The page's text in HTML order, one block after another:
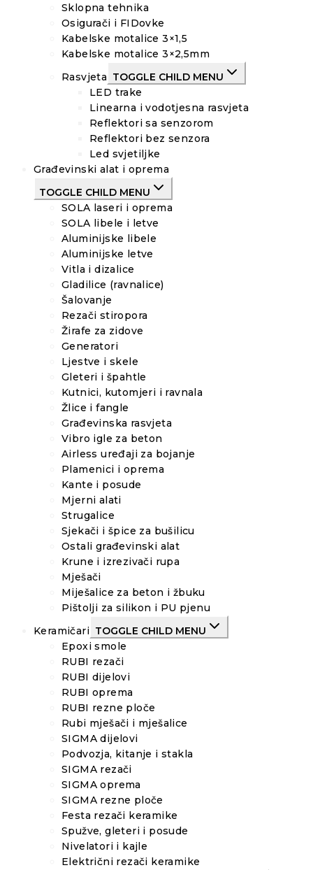
Sklopna tehnika
Osigurači i FIDovke
Kabelske motalice 3×1,5
Kabelske motalice 3×2,5mm
Rasvjeta TOGGLE CHILD MENU
LED trake
Linearna i vodotjesna rasvjeta
Reflektori sa senzorom
Reflektori bez senzora
Led svjetiljke
Građevinski alat i oprema
TOGGLE CHILD MENU
SOLA laseri i oprema
SOLA libele i letve
Aluminijske libele
Aluminijske letve
Vitla i dizalice
Gladilice (ravnalice)
Šalovanje
Rezači stiropora
Žirafe za zidove
Generatori
Ljestve i skele
Gleteri i špahtle
Kutnici, kutomjeri i ravnala
Žlice i fangle
Građevinska rasvjeta
Vibro igle za beton
Airless uređaji za bojanje
Plamenici i oprema
Kante i posude
Mjerni alati
Strugalice
Sjekači i špice za bušilicu
Ostali građevinski alat
Krune i izrezivači rupa
Mješači
Miješalice za beton i žbuku
Pištolji za silikon i PU pjenu
Keramičari TOGGLE CHILD MENU
Epoxi smole
RUBI rezači
RUBI dijelovi
RUBI oprema
RUBI rezne ploče
Rubi mješači i mješalice
SIGMA dijelovi
Podvozja, kitanje i stakla
SIGMA rezači
SIGMA oprema
SIGMA rezne ploče
Festa rezači keramike
Spužve, gleteri i posude
Nivelatori i kajle
Električni rezači keramike